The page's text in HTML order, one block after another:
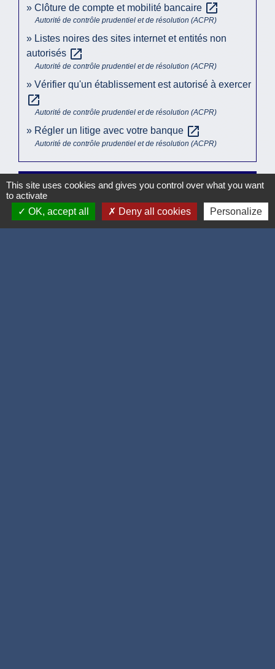
Clôture de compte et mobilité bancaire open_in_new
Autorité de contrôle prudentiel et de résolution (ACPR)
Listes noires des sites internet et entités non
autorisés open_in_new
Autorité de contrôle prudentiel et de résolution (ACPR)
Vérifier qu'un établissement est autorisé à exercer
open_in_new
Autorité de contrôle prudentiel et de résolution (ACPR)
Régler un litige avec votre banque open_in_new
Autorité de contrôle prudentiel et de résolution (ACPR)
Comment faire si...
Un proche est décédé
This site uses cookies and gives you control over what you want
to activate
OK, accept all
Deny all cookies Personalize